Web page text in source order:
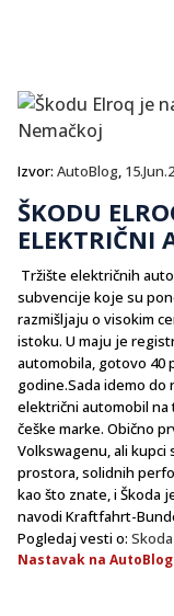
Izvor: AutoBlog,
ŠKODU
ELEKTRIČNI
Tržište električnih
subvencije koje su
razmišljaju o visokim
istoku. U maju je
automobila, gotovo 40
godine.Sada idemo
električni automobil na
češke marke. Obično
Volkswagenu, ali
prostora, solidnih
kao što znate, i Škoda
navodi Kraftfahrt-
Pogledaj vesti o: Skoda
Nastavak na